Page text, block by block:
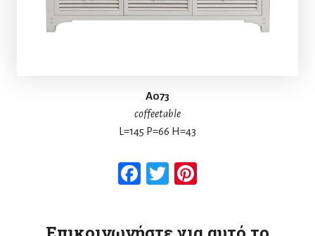
A073
coffeetable
L=145 P=66 H=43
Facebook
Twitter